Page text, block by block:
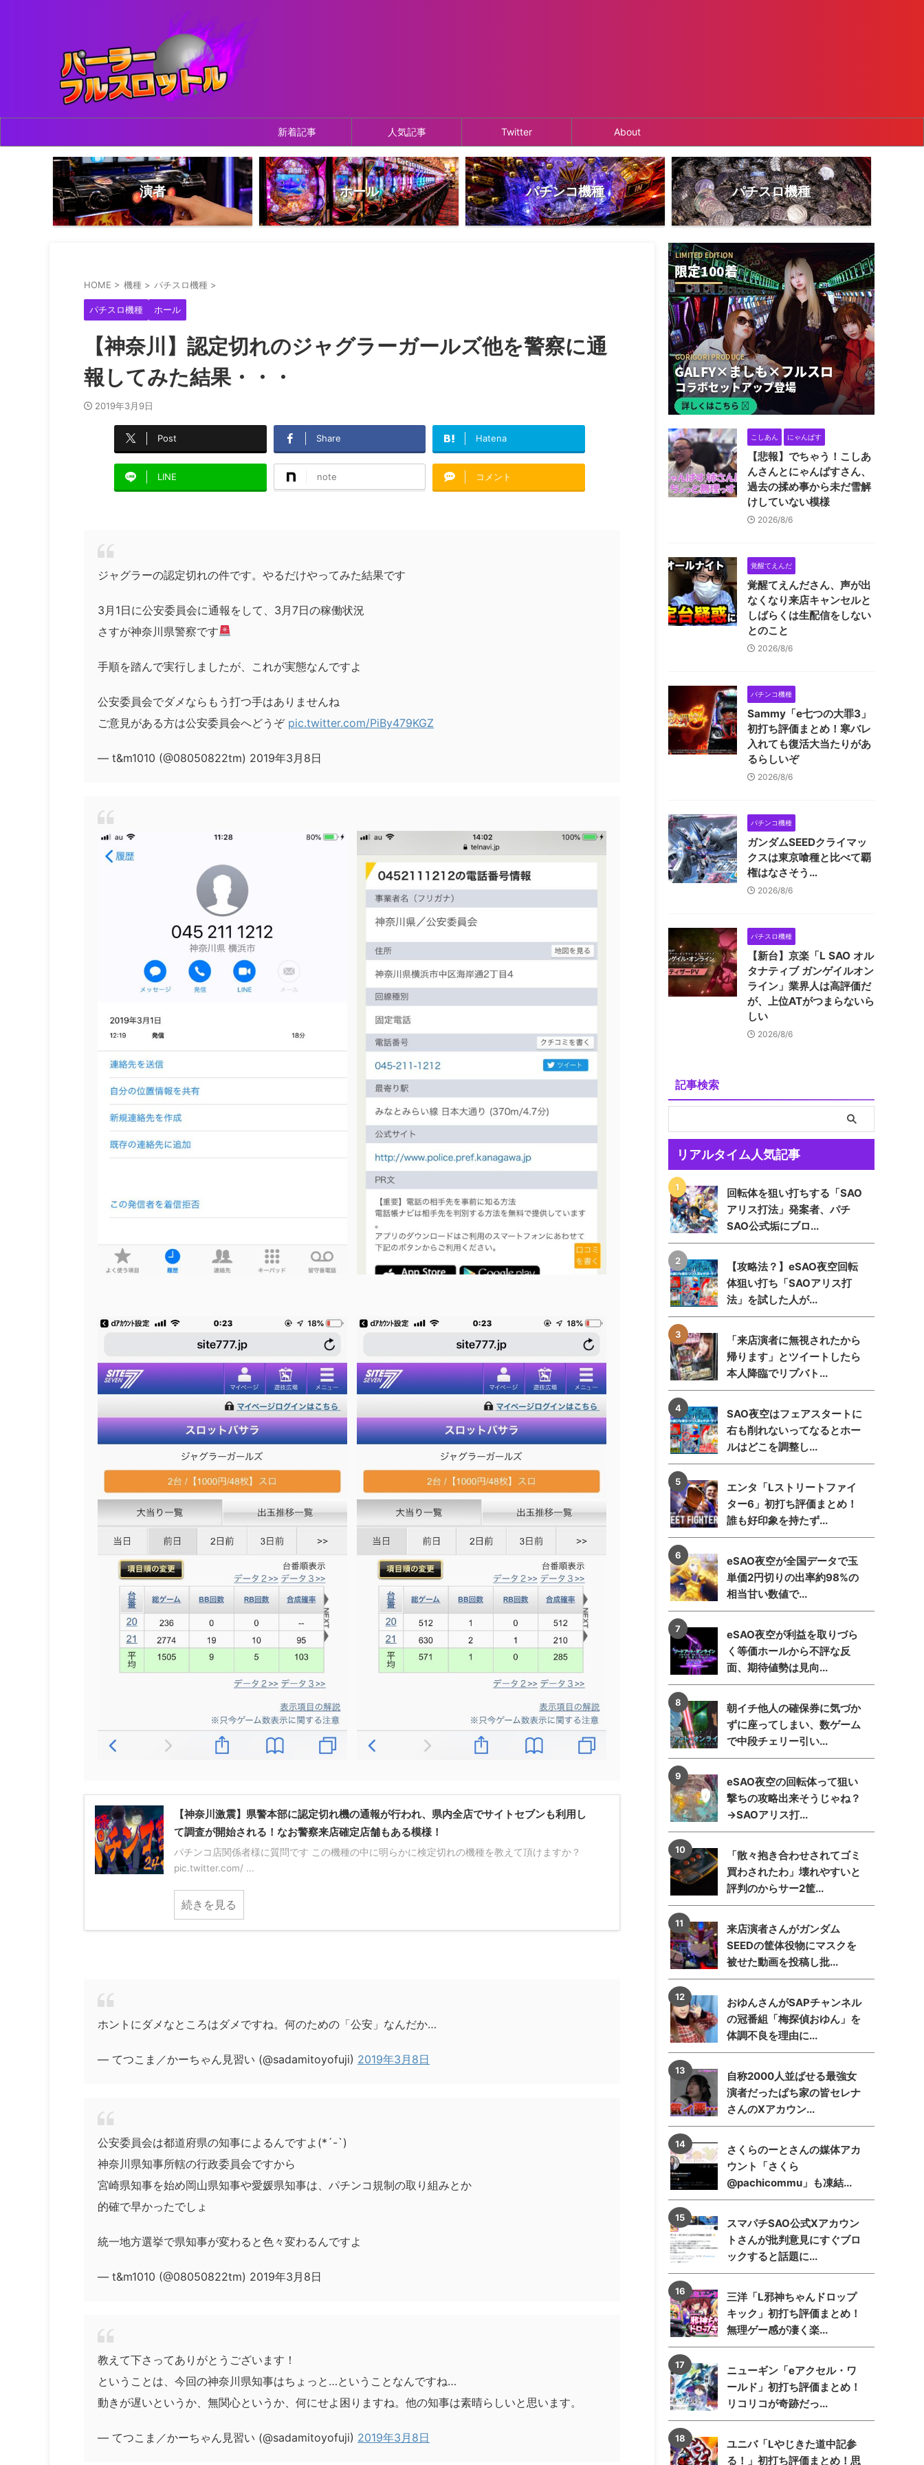
新着記事 人気記事 Twitter About
演者 ホール パチンコ機種 パチスロ機種
HOME > 機種 > パチスロ機種 >
パチスロ機種 ホール
【神奈川】認定切れのジャグラーガールズ他を警察に通
報してみた結果・・・
2019年3月9日
Post Share Hatena
LINE note コメント
ジャグラーの認定切れの件です。やるだけやってみた結果です
3月1日に公安委員会に通報をして、3月7日の稼働状況
さすが神奈川県警察です
手順を踏んで実行しましたが、これが実態なんですよ
公安委員会でダメならもう打つ手はありませんね
ご意見がある方は公安委員会へどうぞ pic.twitter.com/PiBy479KGZ
— t&m1010 (@08050822tm) 2019年3月8日
【神奈川激震】県警本部に認定切れ機の通報が行われ、県内全店でサイトセブンも利用し
て調査が開始される！なお警察来店確定店舗もある模様！
パチンコ店関係者様に質問です この機種の中に明らかに検定切れの機種を教えて頂けますか？
pic.twitter.com/ ...
続きを見る
ホントにダメなところはダメですね。何のための「公安」なんだか…
— てつこま／かーちゃん見習い (@sadamitoyofuji) 2019年3月8日
公安委員会は都道府県の知事によるんですよ(*´-`)
神奈川県知事所轄の行政委員会ですから
宮崎県知事を始め岡山県知事や愛媛県知事は、パチンコ規制の取り組みとか
的確で早かったでしょ
統一地方選挙で県知事が変わると色々変わるんですよ
— t&m1010 (@08050822tm) 2019年3月8日
教えて下さってありがとうございます！
ということは、今回の神奈川県知事はちょっと…ということなんですね…
動きが遅いというか、無関心というか、何にせよ困りますね。他の知事は素晴らしいと思います。
— てつこま／かーちゃん見習い (@sadamitoyofuji) 2019年3月8日
こしあん にゃんぱす
【悲報】でちゃう！こしあ
んさんとにゃんぱすさん、
過去の揉め事から未だ雪解
けしていない模様
2026/8/6
覚醒てえんだ
覚醒てえんださん、声が出
なくなり来店キャンセルと
しばらくは生配信をしない
とのこと
2026/8/6
パチンコ機種
Sammy「e七つの大罪3」
初打ち評価まとめ！寒バレ
入れても復活大当たりがあ
るらしいぞ
2026/8/6
パチンコ機種
ガンダムSEEDクライマッ
クスは東京喰種と比べて覇
権はなさそう…
2026/8/6
パチスロ機種
【新台】京楽「L SAO オル
タナティブ ガンゲイルオン
ライン」業界人は高評価だ
が、上位ATがつまらないら
しい
2026/8/6
記事検索
リアルタイム人気記事
回転体を狙い打ちする「SAO
アリス打法」発案者、パチ
SAO公式垢にブロ...
【攻略法？】eSAO夜空回転
体狙い打ち「SAOアリス打
法」を試した人が...
「来店演者に無視されたから
帰ります」とツイートしたら
本人降臨でリプバト...
SAO夜空はフェアスタートに
右も削れないってなるとホー
ルはどこを調整し...
エンタ「Lストリートファイ
ター6」初打ち評価まとめ！
誰も好印象を持たず...
eSAO夜空が全国データで玉
単価2円切りの出率約98%の
相当甘い数値で...
eSAO夜空が利益を取りづら
く等価ホールから不評な反
面、期待値勢は見向...
朝イチ他人の確保券に気づか
ずに座ってしまい、数ゲーム
で中段チェリー引い...
eSAO夜空の回転体って狙い
撃ちの攻略出来そうじゃね？
→SAOアリス打...
「散々抱き合わせされてゴミ
買わされたわ」壊れやすいと
評判のからサー2筐...
来店演者さんがガンダム
SEEDの筐体役物にマスクを
被せた動画を投稿し批...
おゆんさんがSAPチャンネル
の冠番組「梅探偵おゆん」を
体調不良を理由に...
自称2000人並ばせる最強女
演者だったぱち家の皆セレナ
さんのXアカウン...
さくらのーとさんの媒体アカ
ウント「さくら
@pachicommu」も凍結...
スマパチSAO公式Xアカウン
トさんが批判意見にすぐブロ
ックすると話題に...
三洋「L邪神ちゃんドロップ
キック」初打ち評価まとめ！
無理ゲー感が凄く楽...
ニューギン「eアクセル・ワ
ールド」初打ち評価まとめ！
リコリコが奇跡だっ...
ユニバ「Lやじきた道中記参
る！」初打ち評価まとめ！思